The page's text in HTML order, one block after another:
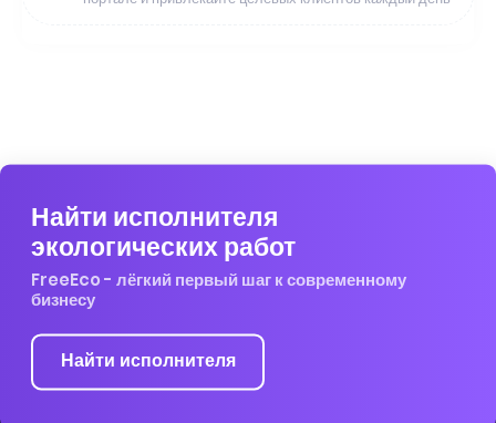
Найти исполнителя
экологических работ
FreeEco - лёгкий первый шаг к современному
бизнесу
Найти исполнителя